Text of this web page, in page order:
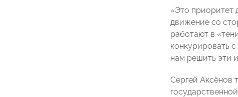
«Это приоритет
движение со
работают в
конкурировать
нам решить эти
Сергей Аксёнов